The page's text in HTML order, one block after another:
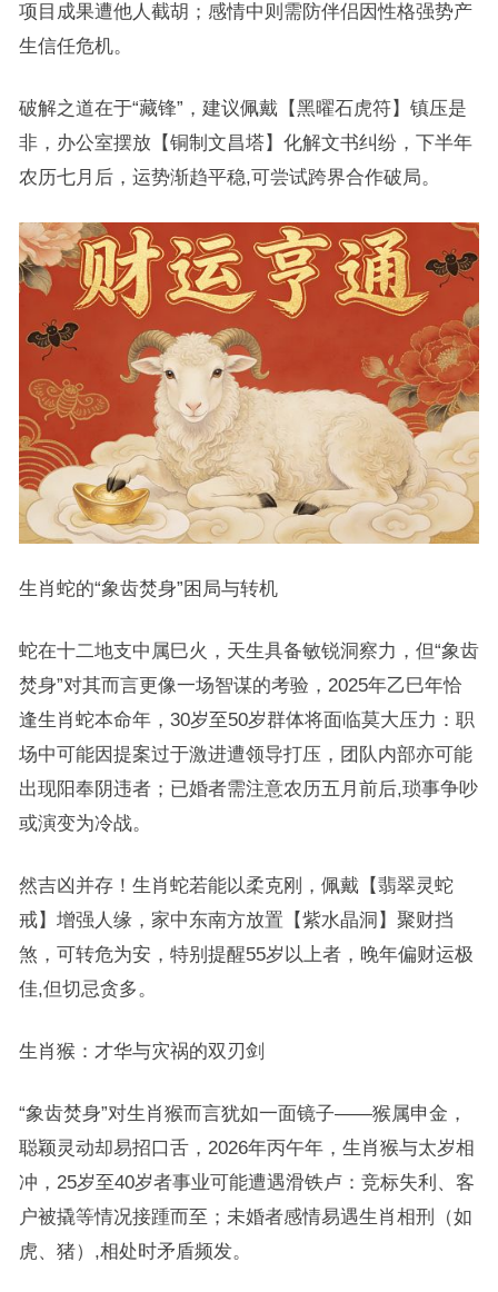
项目成果遭他人截胡；感情中则需防伴侣因性格强势产
生信任危机。
破解之道在于“藏锋”，建议佩戴【黑曜石虎符】镇压是
非，办公室摆放【铜制文昌塔】化解文书纠纷，下半年
农历七月后，运势渐趋平稳,可尝试跨界合作破局。
生肖蛇的“象齿焚身”困局与转机
蛇在十二地支中属巳火，天生具备敏锐洞察力，但“象齿
焚身”对其而言更像一场智谋的考验，2025年乙巳年恰
逢生肖蛇本命年，30岁至50岁群体将面临莫大压力：职
场中可能因提案过于激进遭领导打压，团队内部亦可能
出现阳奉阴违者；已婚者需注意农历五月前后,琐事争吵
或演变为冷战。
然吉凶并存！生肖蛇若能以柔克刚，佩戴【翡翠灵蛇
戒】增强人缘，家中东南方放置【紫水晶洞】聚财挡
煞，可转危为安，特别提醒55岁以上者，晚年偏财运极
佳,但切忌贪多。
生肖猴：才华与灾祸的双刃剑
“象齿焚身”对生肖猴而言犹如一面镜子——猴属申金，
聪颖灵动却易招口舌，2026年丙午年，生肖猴与太岁相
冲，25岁至40岁者事业可能遭遇滑铁卢：竞标失利、客
户被撬等情况接踵而至；未婚者感情易遇生肖相刑（如
虎、猪）,相处时矛盾频发。